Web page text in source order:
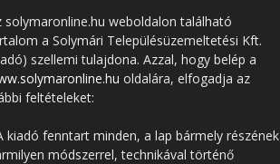
solymaronline.hu weboldalon található
a Solymári Településüzemeltetési Kft.
szellemi tulajdona. Azzal, hogy belép a
oldalára, elfogadja az
feltételeket:
kiadó fenntart minden, a lap bármely részének
módszerrel, technikával történő